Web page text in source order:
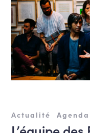
Actualité Agenda